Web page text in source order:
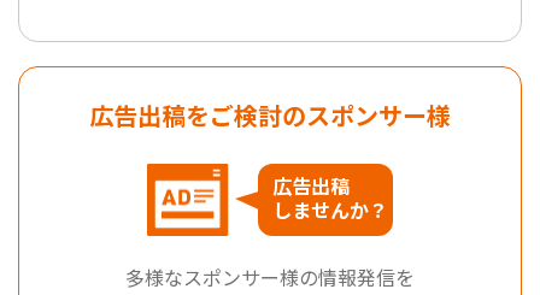
広告出稿をご検討のスポンサー様
広告出稿
しませんか？
多様なスポンサー様の情報発信を